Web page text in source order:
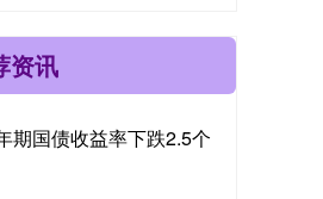
资讯
期国债收益率下跌2.5个